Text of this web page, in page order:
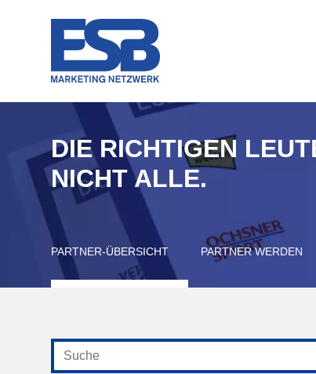
DIE RICHTIGEN
NICHT ALLE.
PARTNER-ÜBERSICHT PARTNER WERDEN